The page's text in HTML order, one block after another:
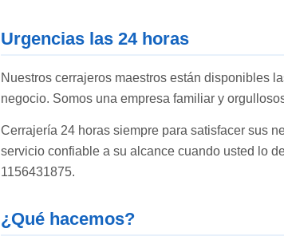
Urgencias las 24 horas
Nuestros cerrajeros maestros están disponibles
negocio. Somos una empresa familiar y
Cerrajería 24 horas siempre para satisfacer sus
servicio confiable a su alcance cuando usted lo
1156431875.
¿Qué hacemos?